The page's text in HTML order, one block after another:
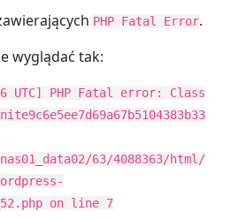
PHP Fatal Error.
wyglądać tak:
UTC] PHP Fatal error: Class
63/4088363/html/
on line 7